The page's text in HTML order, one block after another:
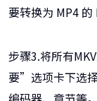
要转换为 MP4 的
步骤3.将所有
要”选项卡下选